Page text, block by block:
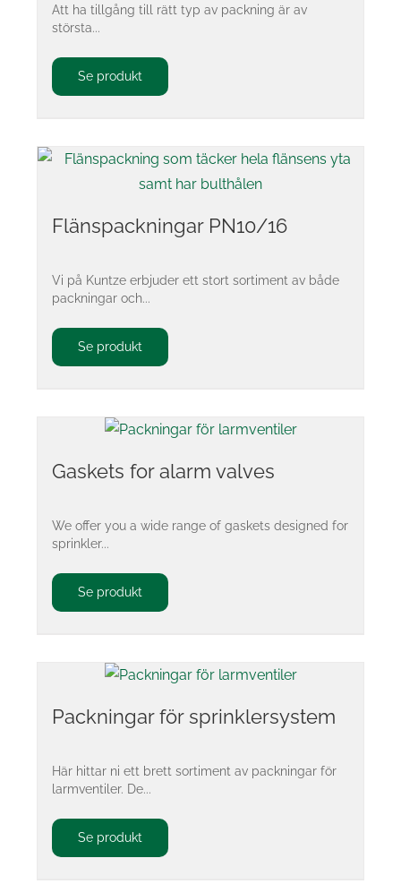
Att ha tillgång till rätt typ av packning är av
största...
Se produkt
Flänspackningar PN10/16
Vi på Kuntze erbjuder ett stort sortiment av både
packningar och...
Se produkt
Gaskets for alarm valves
We offer you a wide range of gaskets designed for
sprinkler...
Se produkt
Packningar för sprinklersystem
Här hittar ni ett brett sortiment av packningar för
larmventiler. De...
Se produkt